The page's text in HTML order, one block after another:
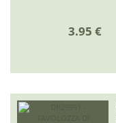
3.95 €